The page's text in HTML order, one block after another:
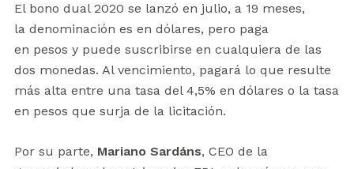
El bono dual 2020 se lanzó en julio, a 19 meses,
la denominación es en dólares, pero paga
en pesos y puede suscribirse en cualquiera de las
dos monedas. Al vencimiento, pagará lo que resulte
más alta entre una tasa del 4,5% en dólares o la tasa
en pesos que surja de la licitación.
Por su parte, Mariano Sardáns, CEO de la